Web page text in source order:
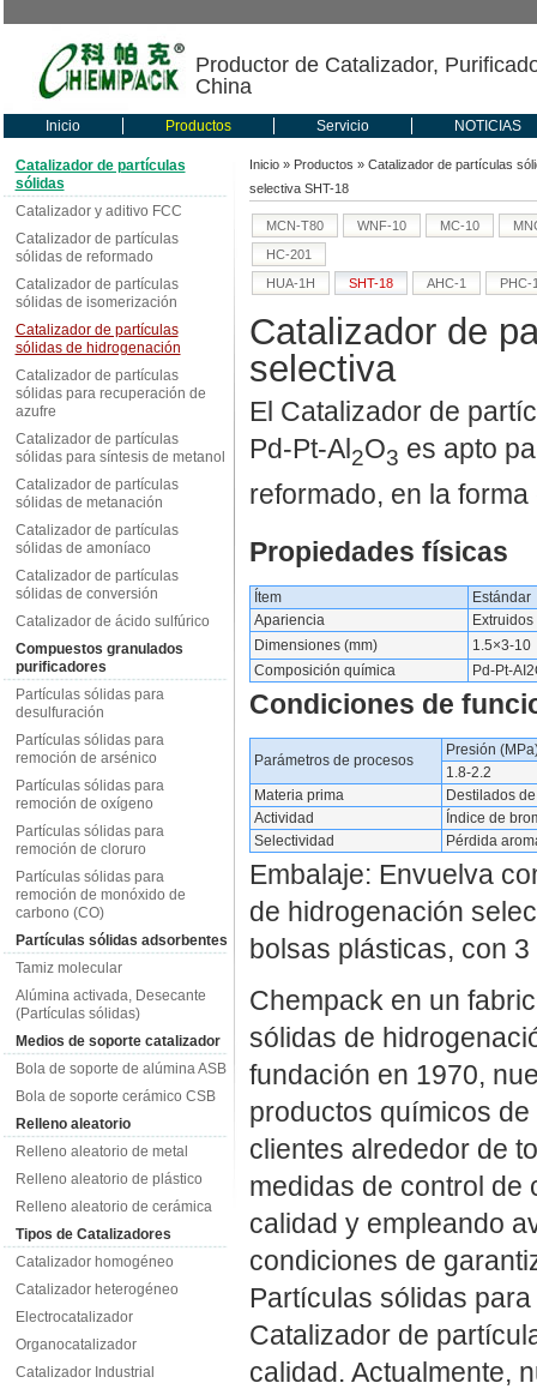
Productor de Catalizador,
China
Inicio Productos Servicio NOTICIAS
Catalizador de partículas
sólidas
Catalizador y aditivo FCC
Catalizador de partículas
sólidas de reformado
Catalizador de partículas
sólidas de isomerización
Catalizador de partículas
sólidas de hidrogenación
Catalizador de partículas
sólidas para recuperación de
azufre
Catalizador de partículas
sólidas para síntesis de metanol
Catalizador de partículas
sólidas de metanación
Catalizador de partículas
sólidas de amoníaco
Catalizador de partículas
sólidas de conversión
Catalizador de ácido sulfúrico
Compuestos granulados
purificadores
Partículas sólidas para
desulfuración
Partículas sólidas para
remoción de arsénico
Partículas sólidas para
remoción de oxígeno
Partículas sólidas para
remoción de cloruro
Partículas sólidas para
remoción de monóxido de
carbono (CO)
Partículas sólidas adsorbentes
Tamiz molecular
Alúmina activada, Desecante
(Partículas sólidas)
Medios de soporte catalizador
Bola de soporte de alúmina ASB
Bola de soporte cerámico CSB
Relleno aleatorio
Relleno aleatorio de metal
Relleno aleatorio de plástico
Relleno aleatorio de cerámica
Tipos de Catalizadores
Catalizador homogéneo
Catalizador heterogéneo
Electrocatalizador
Organocatalizador
Catalizador Industrial
Inicio» Productos » Catalizador de partículas
selectiva SHT-18
MCN-T80 WNF-10 MC-10
HC-201
HUA-1H
SHT-18 AHC-1 PHC-
Catalizador de
selectiva
El Catalizador de
Pd-Pt-Al2O3 es apto
reformado, en la
Propiedades físicas
Ítem
Estándar
Apariencia
Dimensiones (mm)
1.5×3-10
Composición química
Pd-Pt-
Condiciones de
Parámetros de procesos
Presión
1.8-2.2
Materia prima
Destilados
Actividad
Índice de
Selectividad
Pérdida
Embalaje: Envuelva
de hidrogenación
bolsas plásticas, con
Chempack en un
sólidas de
fundación en 1970,
productos químicos
clientes alrededor de
medidas de control de
calidad y empleando
condiciones de
Partículas sólidas
Catalizador de
calidad. Actualmente,